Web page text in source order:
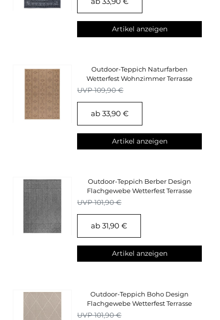
Artikel anzeigen
Outdoor-Teppich Naturfarben
Wetterfest Wohnzimmer Terrasse
Balkon Küchenteppich
UVP 109,90 €
ab 33,90 €
Artikel anzeigen
Outdoor-Teppich Berber Design
Flachgewebe Wetterfest Terrasse
Küchen Teppich
UVP 101,90 €
ab 31,90 €
Artikel anzeigen
Outdoor-Teppich Boho Design
Flachgewebe Wetterfest Terrasse
Küchen Teppich
UVP 101,90 €